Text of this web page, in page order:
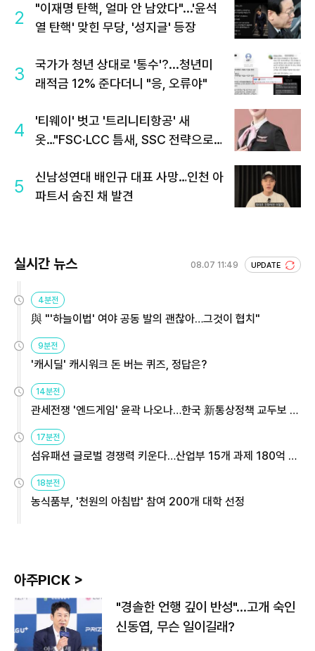
2
"이재명 탄핵, 얼마 안 남았다"...'윤석
열 탄핵' 맞힌 무당, '성지글' 등장
3
국가가 청년 상대로 '통수'?...청년미
래적금 12% 준다더니 "응, 오류야"
4
'티웨이' 벗고 '트리니티항공' 새
옷…"FSC·LCC 틈새, SSC 전략으로
5
신남성연대 배인규 대표 사망…인천 아
파트서 숨진 채 발견
실시간 뉴스 08.07 11:49 UPDATE
4분전
與 "'하늘이법' 여야 공동 발의 괜찮아…그것이 협치"
9분전
'캐시딜' 캐시워크 돈 버는 퀴즈, 정답은?
14분전
관세전쟁 '엔드게임' 윤곽 나오나…한국 新통상정책 교두보 활
용해야
17분전
섬유패션 글로벌 경쟁력 키운다…산업부 15개 과제 180억 지
원
18분전
농식품부, '천원의 아침밥' 참여 200개 대학 선정
아주PICK >
"경솔한 언행 깊이 반성"…고개 숙인
신동엽, 무슨 일이길래?